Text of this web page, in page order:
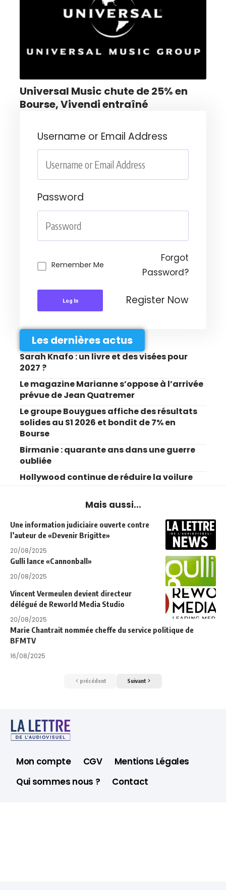
Universal Music chute de 25% en
Bourse, Vivendi entraîné
Username or Email Address
Password
Remember Me
Forgot
Password?
Log In Register Now
Les dernières actus
Sarah Knafo : un livre et des visées pour
2027 ?
Le magazine Marianne s’oppose à l’arrivée
prévue de Jean Quatremer
Le groupe Bouygues affiche des résultats
solides au S1 2026 et bondit de 7% en
Bourse
Birmanie : quarante ans dans une guerre
oubliée
Hollywood continue de réduire la voilure
Mais aussi...
Une information judiciaire ouverte contre
l’auteur de «Devenir Brigitte»
20/08/2025
Gulli lance «Cannonball»
20/08/2025
Vincent Vermeulen devient directeur
délégué de Reworld Media Studio
20/08/2025
Marie Chantrait nommée cheffe du service politique de
BFMTV
16/08/2025
précédent Suivant
Mon compte CGV
Mentions Légales
Qui sommes nous ?
Contact